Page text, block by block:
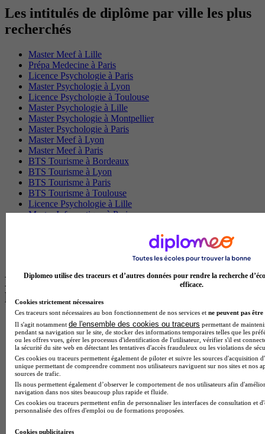
Les intitulés de diplôme par ville les plus
recherchés
Master Meef à Lille
Prépa Medecine à Paris
Licence Psychologie à Paris
Master Psychologie à Lyon
Licence Psychologie à Toulouse
Master Psychologie à Lille
Master Psychologie à Montpellier
Master Psychologie à Paris
Master Meef à Lyon
Master Meef à Paris
BTS Tourisme à Bordeaux
BTS Tourisme à Lyon
BTS Tourisme à Paris
BTS Tourisme à Toulouse
Licence Psychologie à Lille
Master Informatique à Paris
Les intitulés de diplôme par alternance
les plus recherchés
BTS Esf en alternance
BTS Dietetique en alternance
BTS Mco en alternance
BTS Pi en alternance
BTS Sp3s en alternance
Master CCA en alternance
BTS Ndrc en alternance
BTS Sam en alternance
Cap Fleuriste en alternance
MSc Marketing Digital en alternance
Diplomeo utilise des traceurs et d’autres données pour rendre la recherche
efficace.
Cookies strictement nécessaires
Ces traceurs sont nécessaires au bon fonctionnement de nos services et ne peuvent pas être
Il s'agit notamment de l'ensemble des cookies ou traceurs permettant de
pendant sa navigation sur le site, de stocker des informations temporaires telles que les
ou les offres vues, gérer les processus d'identification de l'utilisateur, vérifier s'il est
la sécurité du site web en détectant les tentatives d'accès frauduleux ou les violations de
Ces cookies ou traceurs permettent également de piloter et suivre les sources d'acquisition
unique permettant de comprendre comment nos utilisateurs naviguent sur nos sites et nos
sources de trafic.
Ils nous permettent également d’observer le comportement de nos utilisateurs afin
navigation dans nos sites beaucoup plus rapide et fluide.
Ces cookies ou traceurs permettent enfin de personnaliser les interfaces de consultation et
personnalisée des offres d'emploi ou de formations proposées.
Cookies publicitaires